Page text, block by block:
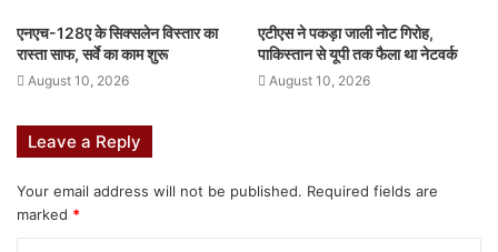
एनएच-128ए के सिक्सलेन विस्तार का
रास्ता साफ, सर्वे का काम शुरू
August 10, 2026
एटीएस ने पकड़ा जाली नोट गिरोह,
पाकिस्तान से यूपी तक फैला था नेटवर्क
August 10, 2026
Leave a Reply
Your email address will not be published. Required fields are
marked *